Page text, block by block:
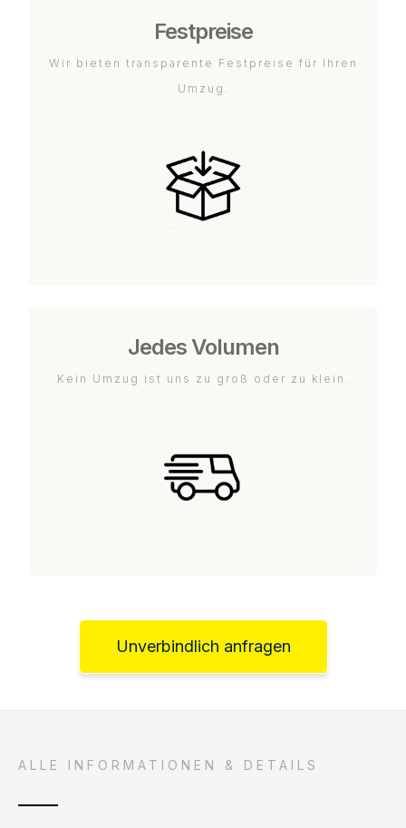
Festpreise
Wir bieten transparente Festpreise für Ihren
Umzug.
Jedes Volumen
Kein Umzug ist uns zu groß oder zu klein.
Unverbindlich anfragen
ALLE INFORMATIONEN & DETAILS